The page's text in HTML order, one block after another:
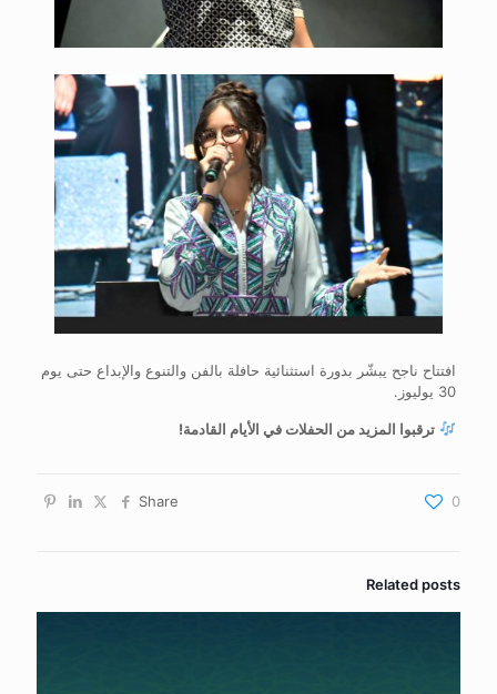
افتتاح ناجح يبشّر بدورة استثنائية حافلة بالفن والتنوع والإبداع حتى يوم
30 يوليوز.
ترقبوا المزيد من الحفلات في الأيام القادمة!
Share 0
Related posts